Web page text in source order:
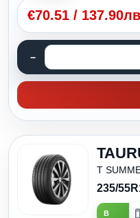
€70.51 / 137.90лв
T
235/
B